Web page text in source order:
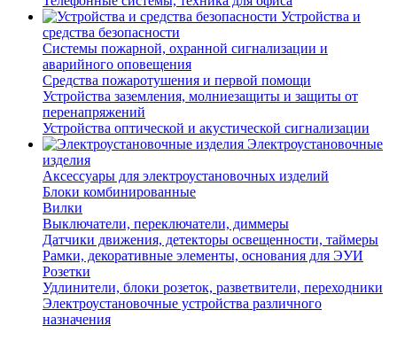
Устройства и
средства безопасности
Системы пожарной, охранной сигнализации и
аварийного оповещения
Средства пожаротушения и первой помощи
Устройства заземления, молниезащиты и защиты от
перенапряжений
Устройства оптической и акустической сигнализации
Электроустановочные
изделия
Аксессуары для электроустановочных изделий
Блоки комбинированные
Вилки
Выключатели, переключатели, диммеры
Датчики движения, детекторы освещенности, таймеры
Рамки, декоративные элементы, основания для ЭУИ
Розетки
Удлинители, блоки розеток, разветвители, переходники
Электроустановочные устройства различного
назначения